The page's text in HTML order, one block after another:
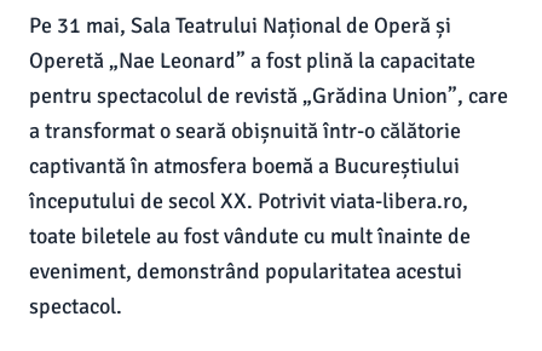
Pe 31 mai, Sala Teatrului Național de Operă și
Operetă „Nae Leonard” a fost plină la capacitate
pentru spectacolul de revistă „Grădina Union”, care
a transformat o seară obișnuită într-o călătorie
captivantă în atmosfera boemă a Bucureștiului
începutului de secol XX. Potrivit viata-libera.ro,
toate biletele au fost vândute cu mult înainte de
eveniment, demonstrând popularitatea acestui
spectacol.